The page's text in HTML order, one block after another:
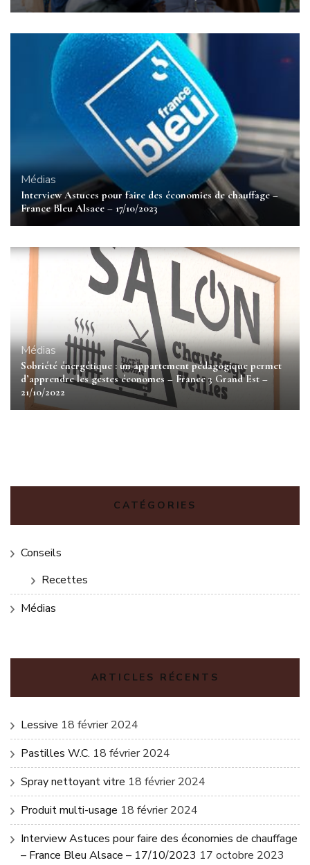
Médias
Interview Astuces pour faire des économies de chauffage –
France Bleu Alsace – 17/10/2023
Médias
Sobriété énergétique : un appartement pédagogique permet
d’apprendre les gestes économes – France 3 Grand Est –
21/10/2022
CATÉGORIES
Conseils
Recettes
Médias
ARTICLES RÉCENTS
Lessive 18 février 2024
Pastilles W.C. 18 février 2024
Spray nettoyant vitre 18 février 2024
Produit multi-usage 18 février 2024
Interview Astuces pour faire des économies de chauffage
– France Bleu Alsace – 17/10/2023 17 octobre 2023